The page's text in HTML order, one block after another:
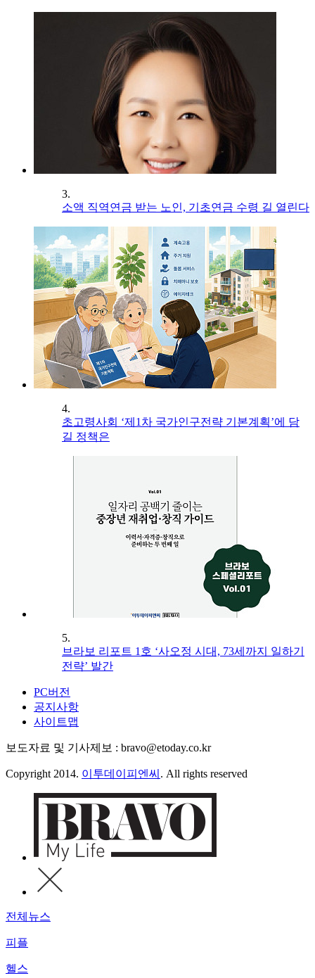
3.
소액 직역연금 받는 노인, 기초연금 수령 길 열린다
4.
초고령사회 ‘제1차 국가인구전략 기본계획’에 담
길 정책은
5.
브라보 리포트 1호 ‘사오정 시대, 73세까지 일하기
전략’ 발간
PC버전
공지사항
사이트맵
보도자료 및 기사제보 : bravo@etoday.co.kr
Copyright 2014. 이투데이피엔씨 . All rights reserved
전체뉴스
피플
헬스